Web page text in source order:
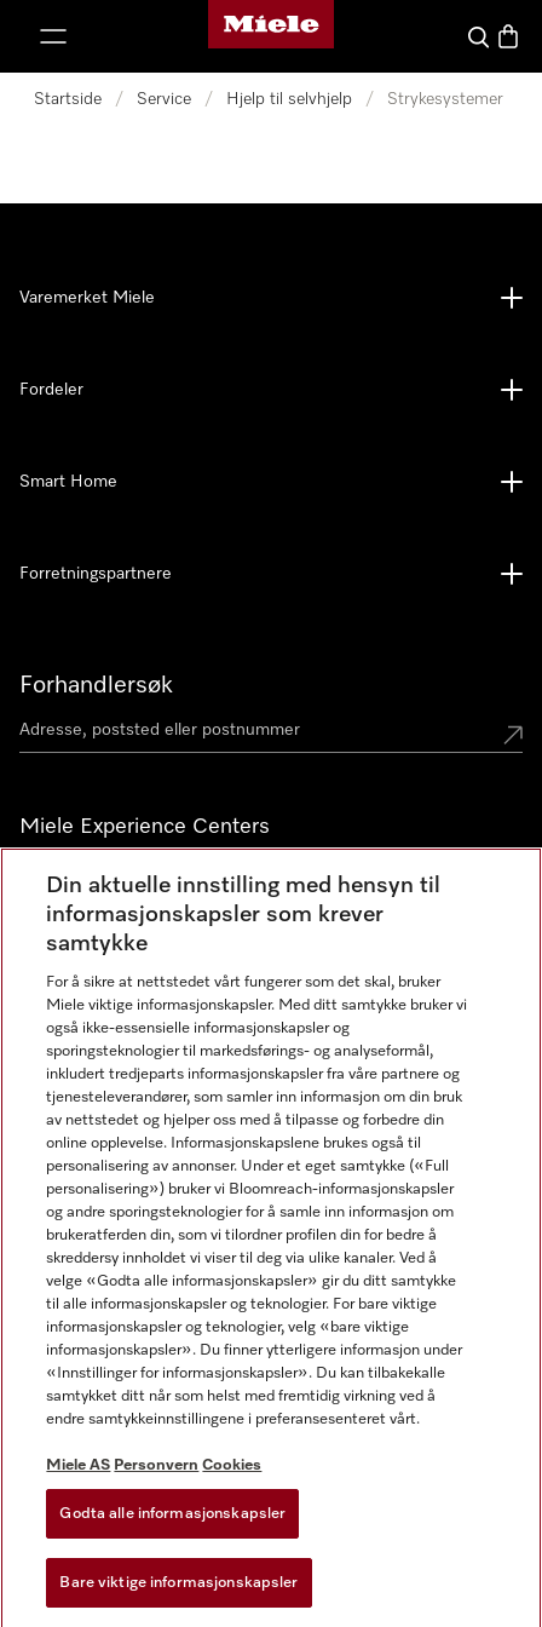
Mieles hjemmeside
Søk
Startside / Service / Hjelp til selvhjelp / Strykesystemer
Forhandlersøk
Miele Experience Centers
Miele Experience Center Nesbru
Miele Outlet Nesbru
Nyhetsbrev
Varemerket Miele
Fordeler
Smart Home
Forretningspartnere
Miele AS
Vilkår og betingelser
Vilkår for bruk
Miele tilgjengelighetserklæring
Miele på Facebook
Miele på Youtube
Miele på Instagram
Din aktuelle innstilling med hensyn til
informasjonskapsler som krever
samtykke
For å sikre at nettstedet vårt fungerer som det skal, bruker
Miele viktige informasjonskapsler. Med ditt samtykke bruker vi
også ikke-essensielle informasjonskapsler og
sporingsteknologier til markedsførings- og analyseformål,
inkludert tredjeparts informasjonskapsler fra våre partnere og
tjenesteleverandører, som samler inn informasjon om din bruk
av nettstedet og hjelper oss med å tilpasse og forbedre din
online opplevelse. Informasjonskapslene brukes også til
personalisering av annonser. Under et eget samtykke («Full
personalisering») bruker vi Bloomreach-informasjonskapsler
og andre sporingsteknologier for å samle inn informasjon om
brukeratferden din, som vi tilordner profilen din for bedre å
skreddersy innholdet vi viser til deg via ulike kanaler. Ved å
velge «Godta alle informasjonskapsler» gir du ditt samtykke
til alle informasjonskapsler og teknologier. For bare viktige
informasjonskapsler og teknologier, velg «bare viktige
informasjonskapsler». Du finner ytterligere informasjon under
«Innstillinger for informasjonskapsler». Du kan tilbakekalle
samtykket ditt når som helst med fremtidig virkning ved å
endre samtykkeinnstillingene i preferansesenteret vårt.
Miele AS Personvern Cookies
Godta alle informasjonskapsler
Bare viktige informasjonskapsler